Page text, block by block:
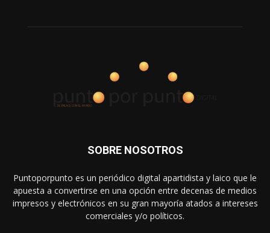
SOBRE NOSOTROS
Puntoporpunto es un periódico digital apartidista y laico que le
apuesta a convertirse en una opción entre decenas de medios
impresos y electrónicos en su gran mayoría atados a intereses
comerciales y/o políticos.